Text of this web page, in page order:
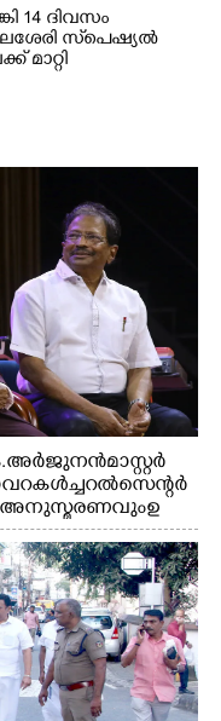
14 ദിവസം
സ്‌പെഷ്യൽ
മാറ്റി
അർജുനൻ മാസ്റ്റർ
കൾച്ചറൽ സെന്റർ
അനുസ്മരണവും ഉ
സംവിധായകൻ ജെറി
അർജുനൻ
എന്നിവർ